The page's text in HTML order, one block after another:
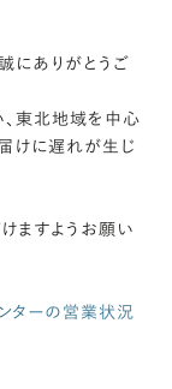
にありがとうご
東北地域を中心
けに遅れが生じ
ますようお願い
ターの営業状況